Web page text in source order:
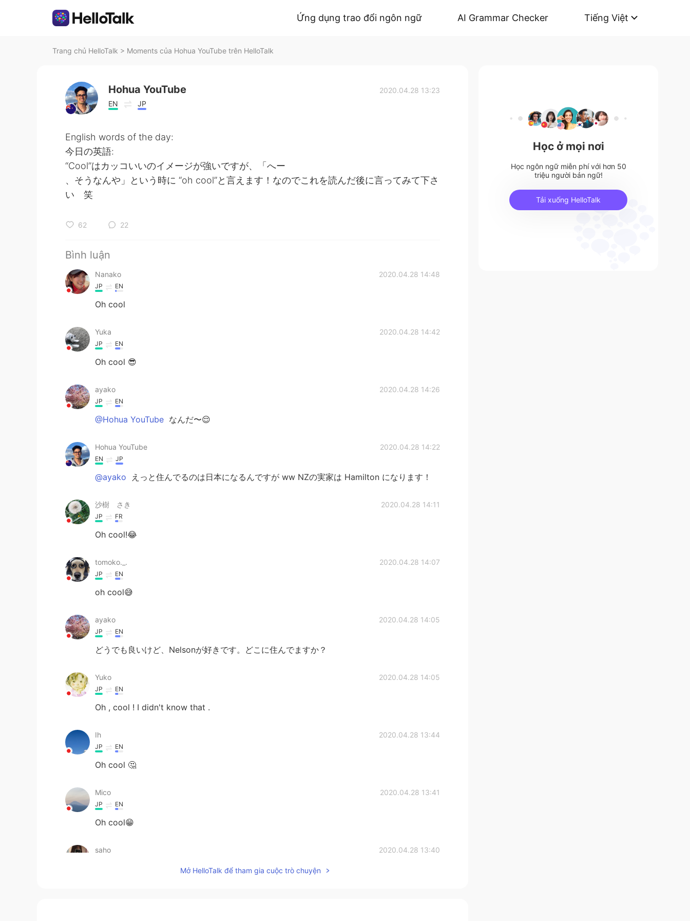
Ứng dụng trao đổi ngôn ngữ AI Grammar Checker Tiếng Việt
Trang chủ HelloTalk > Moments của Hohua YouTube trên HelloTalk
Hohua YouTube
EN JP
2020.04.28 13:23
English words of the day:
今日の英語:
“Cool”はカッコいいのイメージが強いですが、「へー
、そうなんや」という時に “oh cool”と言えます！なのでこれを読んだ後に言ってみて下さ
い 笑
62 22
Bình luận
Nanako 2020.04.28 14:48
JP EN
Oh cool
Yuka 2020.04.28 14:42
JP EN
Oh cool 😎
ayako 2020.04.28 14:26
JP EN
@Hohua YouTube なんだ〜😌
Hohua YouTube 2020.04.28 14:22
EN JP
@ayako えっと住んでるのは日本になるんですが ww NZの実家は Hamilton になります！
沙樹 さき 2020.04.28 14:11
JP FR
Oh cool!😂
tomoko._. 2020.04.28 14:07
JP EN
oh cool😅
ayako 2020.04.28 14:05
JP EN
どうでも良いけど、Nelsonが好きです。どこに住んでますか？
Yuko 2020.04.28 14:05
JP EN
Oh , cool ! I didn't know that .
Ih 2020.04.28 13:44
JP EN
Oh cool 🤔
Mico 2020.04.28 13:41
JP EN
Oh cool😁
saho 2020.04.28 13:40
Mở HelloTalk để tham gia cuộc trò chuyện
Học ở mọi nơi
Học ngôn ngữ miễn phí với hơn 50
triệu người bản ngữ!
Tải xuống HelloTalk